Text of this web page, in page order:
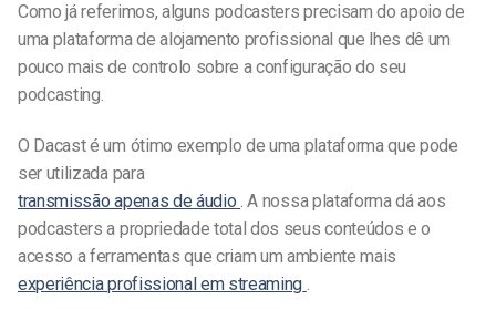
Como já referimos, alguns podcasters precisam do apoio de
uma plataforma de alojamento profissional que lhes dê um
pouco mais de controlo sobre a configuração do seu
podcasting.
O Dacast é um ótimo exemplo de uma plataforma que pode
ser utilizada para
transmissão apenas de áudio . A nossa plataforma dá aos
podcasters a propriedade total dos seus conteúdos e o
acesso a ferramentas que criam um ambiente mais
experiência profissional em streaming .